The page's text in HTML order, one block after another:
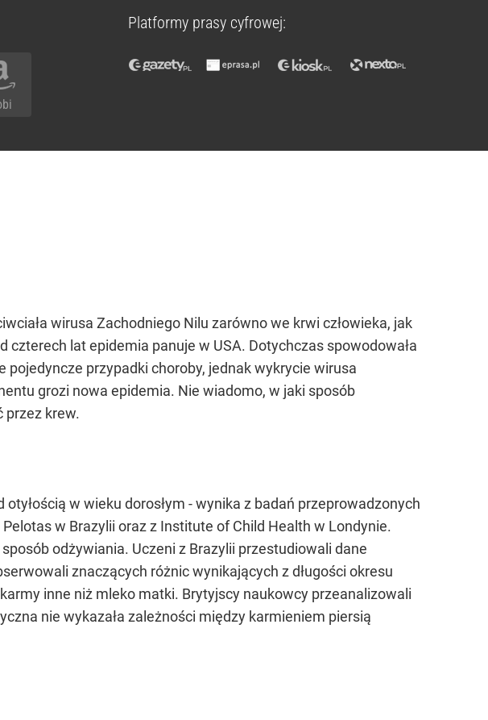
Platformy prasy cyfrowej:
wirusa Zachodniego Nilu zarówno we krwi człowieka, jak
czterech lat epidemia panuje w USA. Dotychczas spowodowała
przypadki choroby, jednak wykrycie wirusa
grozi nowa epidemia. Nie wiadomo, w jaki sposób
przez krew.
w wieku dorosłym - wynika z badań przeprowadzonych
w Brazylii oraz z Institute of Child Health w Londynie.
odżywiania. Uczeni z Brazylii przestudiowali dane
znaczących różnic wynikających z długości okresu
inne niż mleko matki. Brytyjscy naukowcy przeanalizowali
nie wykazała zależności między karmieniem piersią